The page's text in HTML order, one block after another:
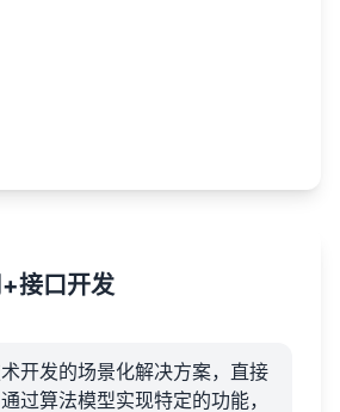
接口开发
开发的场景化解决方案，直接
过算法模型实现特定的功能，